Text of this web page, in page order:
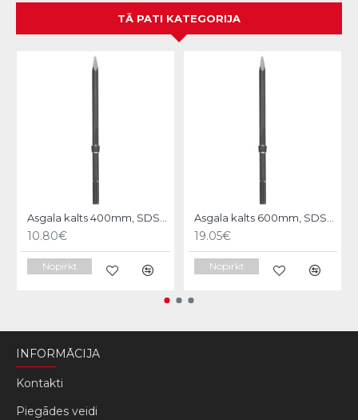
TĀ PATI KATEGORIJA
Asgala kalts 400mm, SDS-MAX KWB
10.80€
Nopirkt
Asgala kalts 600mm, SDS-MAX KWB
19.05€
Nopirkt
INFORMĀCIJA
Kontakti
Piegādes veidi